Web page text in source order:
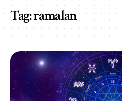
Tag:ramalan